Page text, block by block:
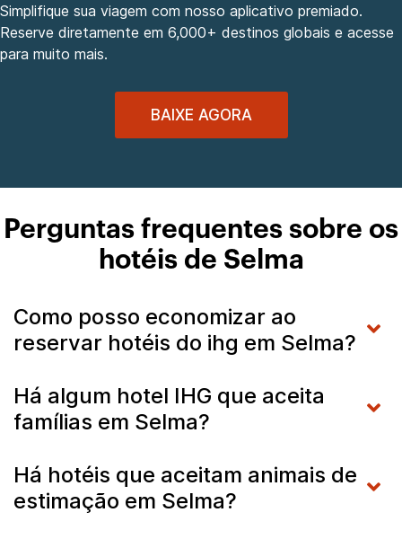
Simplifique sua viagem com nosso aplicativo premiado.
Reserve diretamente em 6,000+ destinos globais e acesse
para muito mais.
BAIXE AGORA
Perguntas frequentes sobre os
hotéis de Selma
Como posso economizar ao
reservar hotéis do ihg em Selma?
Há algum hotel IHG que aceita
famílias em Selma?
Há hotéis que aceitam animais de
estimação em Selma?